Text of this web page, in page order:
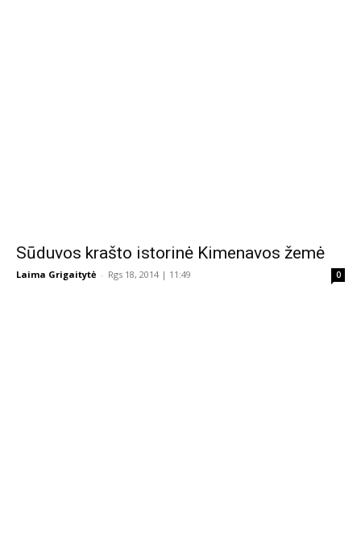
Sūduvos krašto istorinė Kimenavos žemė
Laima Grigaitytė - Rgs 18, 2014 | 11:49 0